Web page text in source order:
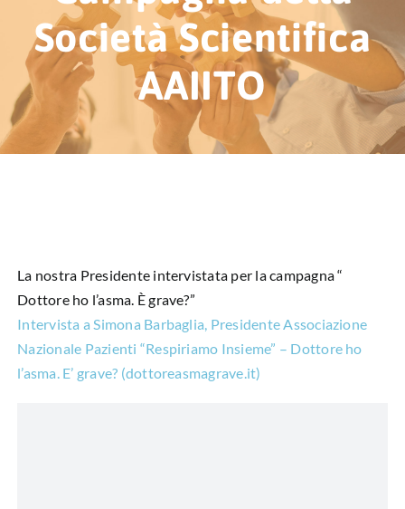
NEWS & EVENTI
CHI SIAMO
L’ANGOLO DEL PAZIENTE
LIBRO SCRITTURE IN ROSA
Società Scientifica
AAIITO
La nostra Presidente intervistata per la campagna “
Dottore ho l’asma. È grave?”
Intervista a Simona Barbaglia, Presidente Associazione
Nazionale Pazienti “Respiriamo Insieme” – Dottore ho
l’asma. E’ grave? (dottoreasmagrave.it)